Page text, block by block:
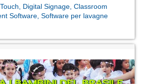
Digital Signage, Classroom
Software, Software per lavagne